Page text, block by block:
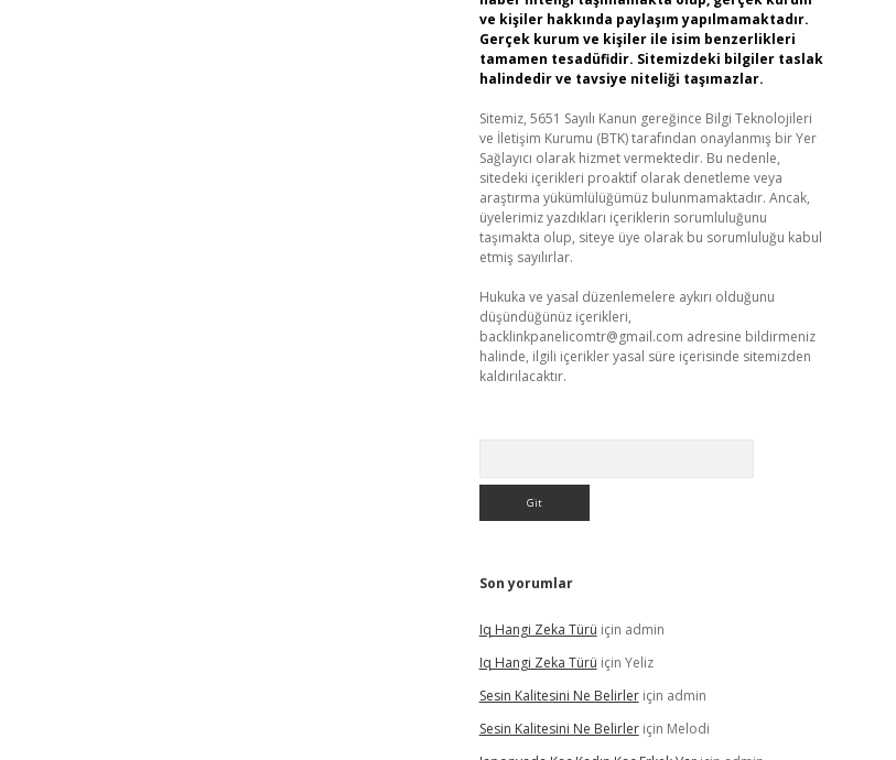
ve kişiler hakkında paylaşım yapılmamaktadır.
Gerçek kurum ve kişiler ile isim benzerlikleri
tamamen tesadüfidir. Sitemizdeki bilgiler taslak
halindedir ve tavsiye niteliği taşımazlar.
Sitemiz, 5651 Sayılı Kanun gereğince Bilgi Teknolojileri
ve İletişim Kurumu (BTK) tarafından onaylanmış bir Yer
Sağlayıcı olarak hizmet vermektedir. Bu nedenle,
sitedeki içerikleri proaktif olarak denetleme veya
araştırma yükümlülüğümüz bulunmamaktadır. Ancak,
üyelerimiz yazdıkları içeriklerin sorumluluğunu
taşımakta olup, siteye üye olarak bu sorumluluğu kabul
etmiş sayılırlar.
Hukuka ve yasal düzenlemelere aykırı olduğunu
düşündüğünüz içerikleri,
backlinkpanelicomtr@gmail.com adresine bildirmeniz
halinde, ilgili içerikler yasal süre içerisinde sitemizden
kaldırılacaktır.
Son yorumlar
Iq Hangi Zeka Türü için admin
Iq Hangi Zeka Türü için Yeliz
Sesin Kalitesini Ne Belirleriçin admin
Sesin Kalitesini Ne Belirleriçin Melodi